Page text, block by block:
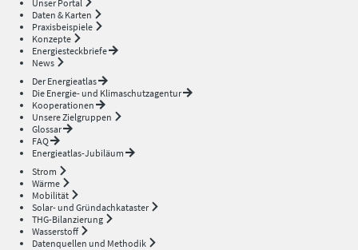
Unser Portal
Daten & Karten
Praxisbeispiele
Konzepte
Energiesteckbriefe
News
Der Energieatlas
Die Energie- und Klimaschutzagentur
Kooperationen
Unsere Zielgruppen
Glossar
FAQ
Energieatlas-Jubiläum
Strom
Wärme
Mobilität
Solar- und Gründachkataster
THG-Bilanzierung
Wasserstoff
Datenquellen und Methodik